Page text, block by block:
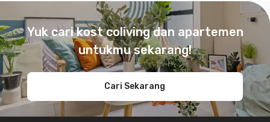
Yuk cari kost coliving dan apartemen
untukmu sekarang!
Cari Sekarang